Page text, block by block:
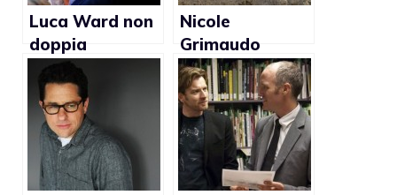
Luca Ward non
doppia
personaggi gay
Nicole
Grimaudo
favorevole alle
adozioni gay